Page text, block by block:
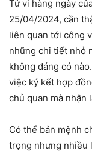
Tử vi hàng ngày
25/04/2024, cần
liên quan tới công
những chi tiết nhỏ
không đáng có
việc ký kết hợp
chủ quan mà nhận
Có thể bản mệnh
trọng nhưng nhiều